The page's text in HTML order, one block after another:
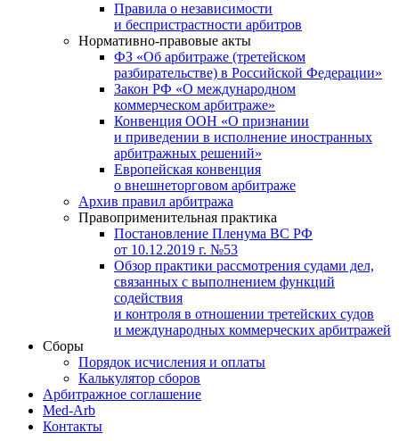
Правила о независимости
и беспристрастности арбитров
Нормативно-правовые акты
ФЗ «Об арбитраже (третейском
разбирательстве) в Российской Федерации»
Закон РФ «О международном
коммерческом арбитраже»
Конвенция ООН «О признании
и приведении в исполнение иностранных
арбитражных решений»
Европейская конвенция
о внешнеторговом арбитраже
Архив правил арбитража
Правоприменительная практика
Постановление Пленума ВС РФ
от 10.12.2019 г. №53
Обзор практики рассмотрения судами дел,
связанных с выполнением функций
содействия
и контроля в отношении третейских судов
и международных коммерческих арбитражей
Сборы
Порядок исчисления и оплаты
Калькулятор сборов
Арбитражное соглашение
Med-Arb
Контакты